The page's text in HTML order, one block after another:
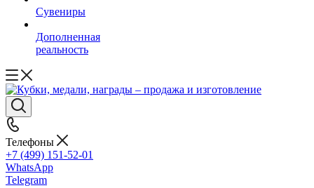
Сувениры
Дополненная
реальность
Телефоны
+7 (499) 151-52-01
WhatsApp
Telegram